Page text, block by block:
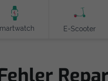
E-Scooter